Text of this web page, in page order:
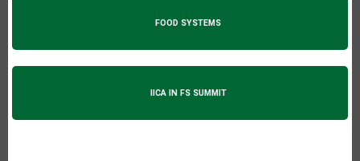
FOOD SYSTEMS
IICA IN FS SUMMIT